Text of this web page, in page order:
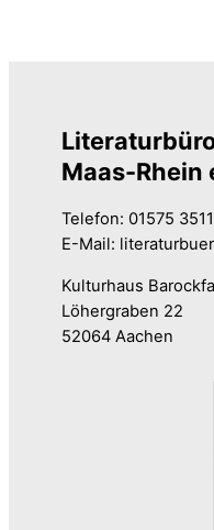
Maas-Rhein
Telefon: 01575
E-Mail:
Kulturhaus
Löhergraben 22
52064 Aachen